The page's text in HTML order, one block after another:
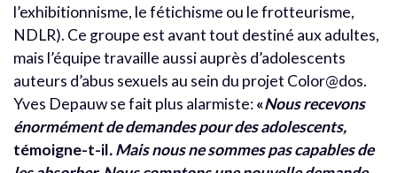
l’exhibitionnisme, le fétichisme ou le frotteurisme,
NDLR). Ce groupe est avant tout destiné aux adultes,
mais l’équipe travaille aussi auprès d’adolescents
auteurs d’abus sexuels au sein du projet Color@dos.
Yves Depauw se fait plus alarmiste:«Nous recevons
énormément de demandes pour des adolescents,
témoigne-t-il. Mais nous ne sommes pas capables de